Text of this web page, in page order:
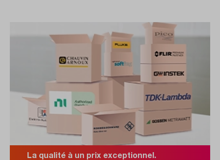
La qualité à un prix exceptionnel.